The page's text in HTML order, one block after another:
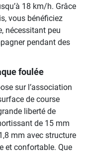
18 km/h. Grâce
vous bénéficiez
nécessitant peu
pendant des
foulée
sur l’association
de course
liberté de
de 15 mm
mm avec structure
et confortable. Que